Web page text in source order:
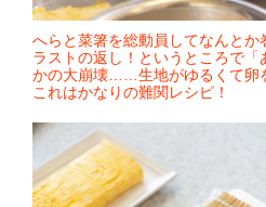
へらと菜箸を総動員してなんとか
ラストの返し！というところで「
かの大崩壊……生地がゆるくて卵
これはかなりの難関レシピ！